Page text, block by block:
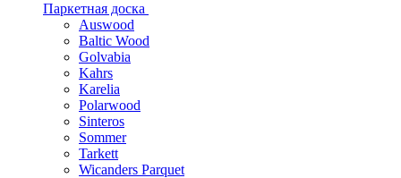
Паркетная доска
Auswood
Baltic Wood
Golvabia
Kahrs
Karelia
Polarwood
Sinteros
Sommer
Tarkett
Wicanders Parquet